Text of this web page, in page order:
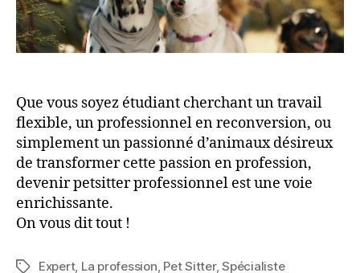
Que vous soyez étudiant cherchant un travail
flexible, un professionnel en reconversion, ou
simplement un passionné d’animaux désireux
de transformer cette passion en profession,
devenir petsitter professionnel est une voie
enrichissante.
On vous dit tout !
Étiquettes
Expert, La profession, Pet Sitter,Spécialiste